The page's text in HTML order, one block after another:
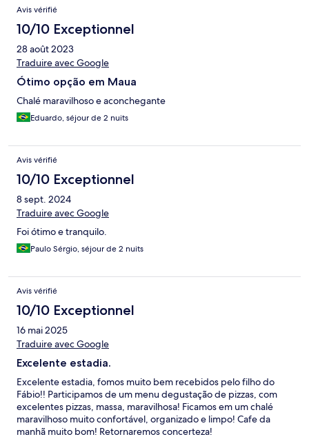
Avis vérifié
10/10 Exceptionnel
28 août 2023
Traduire avec Google
Ótimo opção em Maua
Chalé maravilhoso e aconchegante
Eduardo, séjour de 2 nuits
Avis vérifié
10/10 Exceptionnel
8 sept. 2024
Traduire avec Google
Foi ótimo e tranquilo.
Paulo Sérgio, séjour de 2 nuits
Avis vérifié
10/10 Exceptionnel
16 mai 2025
Traduire avec Google
Excelente estadia.
Excelente estadia, fomos muito bem recebidos pelo filho do
Fábio!! Participamos de um menu degustação de pizzas, com
excelentes pizzas, massa, maravilhosa! Ficamos em um chalé
maravilhoso muito confortável, organizado e limpo! Cafe da
manhã muito bom! Retornaremos concerteza!